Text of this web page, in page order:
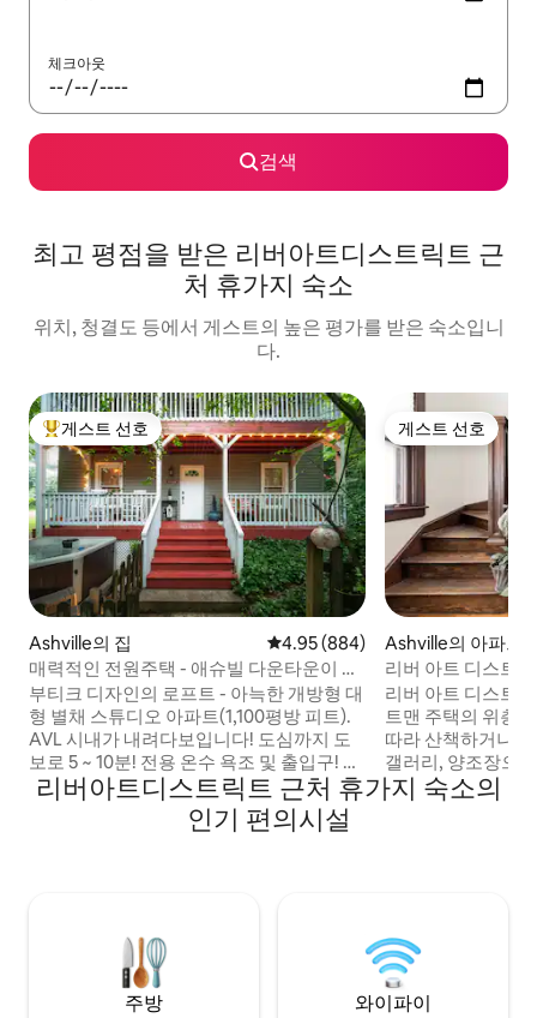
체크아웃
검색
최고 평점을 받은 리버아트디스트릭트 근
처 휴가지 숙소
위치, 청결도 등에서 게스트의 높은 평가를 받은 숙소입니
다.
상위 게스트 선호
게스트 선호
Ashville의 집 평점 4.95점(5점 만점), 후기 884
4.95 (884)
매력적인 전원주택 - 애슈빌 다운타운이 내
려다보이는 산책로 - 온수 욕조
부티크 디자인의 로프트 - 아늑한 개방형 대
형 별채 스튜디오 아파트(1,100평방 피트).
AVL 시내가 내려다보입니다! 도심까지 도
보로 5 ~ 10분! 전용 온수 욕조 및 출입구! 완
비된 주방! 정원 구석에 있는 넓은 베란다/
라운지! 새 세탁기/건조기 및 머드 Rm! 아름
다운 애슈빌의 중심부에 자리 잡은 큰 나무
니다. 현대적인 아파트. 아늑함. 편안함. 로
게스트 선호
게스트 선호
Ashville의 아파트
리버 아트 디스트
장인의 주택
리버 아트 디스트
트맨 주택의 위층으
따라 산책하거나
갤러리, 양조장으
대적인 편의시설
는 많은 특색이 있
창적인 욕조가 독
록 해줍니다.
리버아트디스트릭트 근처 휴가지 숙소의
인기 편의시설
주방 와이파이